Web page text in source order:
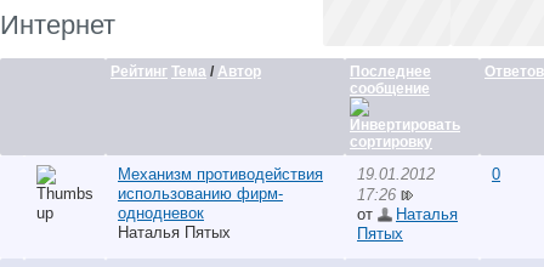
Интернет
Рейтинг Тема / Автор
Последнее
сообщение
Ответов
Механизм противодействия
использованию фирм-
однодневок
Наталья Пятых
19.01.2012
17:26
от
Наталья
Пятых
0